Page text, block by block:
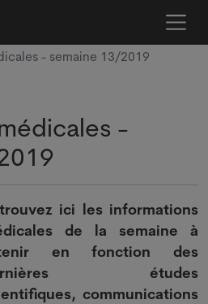
- semaine 13/2019
-
ici les informations
de la semaine à
en fonction des
études
communications